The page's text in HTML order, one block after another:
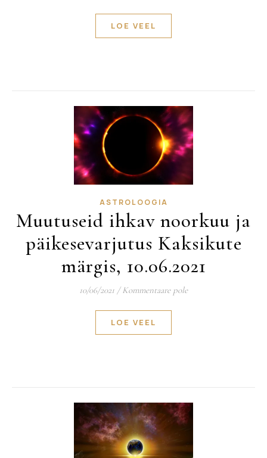
LOE VEEL
ASTROLOOGIA
Muutuseid ihkav noorkuu ja
päikesevarjutus Kaksikute
märgis, 10.06.2021
10/06/2021 / Kommentaare pole
LOE VEEL